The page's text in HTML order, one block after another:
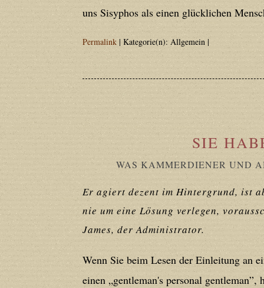
Deprecated: Creation of dynamic
deprecated in/home/users/confidit/
on line92
Deprecated: Creation of dynamic
deprecated in/home/users/confidit/
line507
Deprecated: Creation of dynamic
deprecated in/home/users/confidit/
line179
Deprecated: Creation of dynamic
in/home/users/confidit/www/cms/
uns Sisyphos als einen glücklichen
Permalink| Kategorie(n): Allgemein |
SIE
WAS KAMMERDIENER UND
Er agiert dezent im Hintergrund, ist
nie um eine Lösung verlegen,
James, der Administrator.
Wenn Sie beim Lesen der Einleitung an
einen „gentleman's personal gentleman”,